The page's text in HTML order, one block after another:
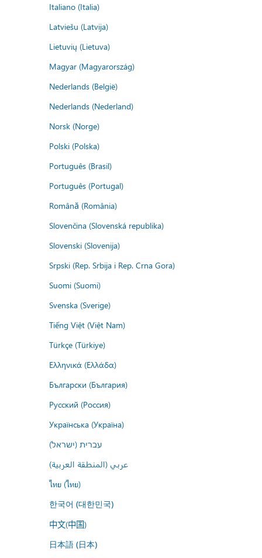
Italiano (Italia)
Latviešu (Latvija)
Lietuvių (Lietuva)
Magyar (Magyarország)
Nederlands (België)
Nederlands (Nederland)
Norsk (Norge)
Polski (Polska)
Português (Brasil)
Português (Portugal)
Română (România)
Slovenčina (Slovenská republika)
Slovenski (Slovenija)
Srpski (Rep. Srbija i Rep. Crna Gora)
Suomi (Suomi)
Svenska (Sverige)
Tiếng Việt (Việt Nam)
Türkçe (Türkiye)
Ελληνικά (Ελλάδα)
Български (България)
Русский (Россия)
Українська (Україна)
עברית (ישראל)
عربي (المنطقة العربية)
ไทย (ไทย)
한국어 (대한민국)
中文(中国)
日本語 (日本)